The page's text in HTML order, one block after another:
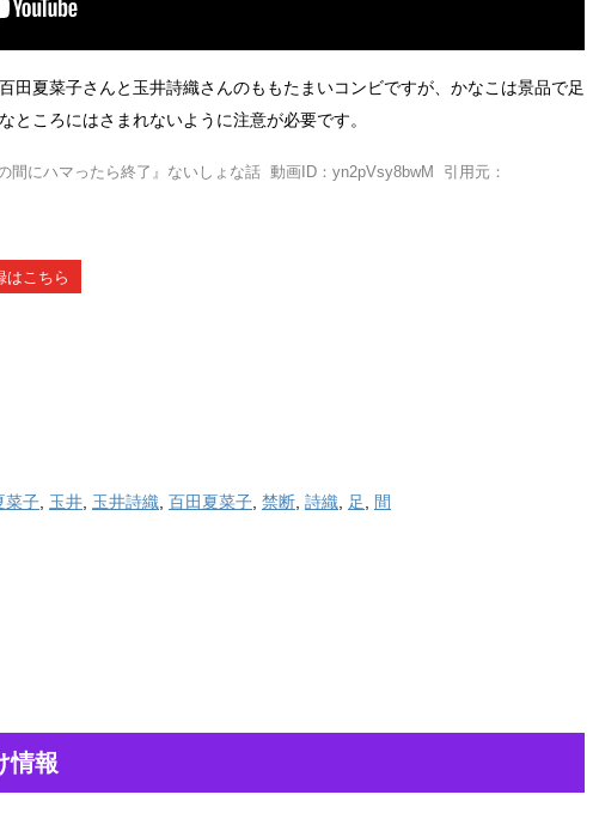
田夏菜子さんと玉井詩織さんのももたまいコンビですが、かなこは景品で足
ところにはさまれないように注意が必要です。
間にハマったら終了』ないしょな話 動画ID：yn2pVsy8bwM 引用元：
はこちら
菜子 玉井 玉井詩織 百田夏菜子 禁断 詩織 足 間
情報